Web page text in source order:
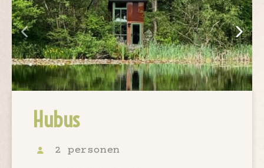
Hubus
2 personen